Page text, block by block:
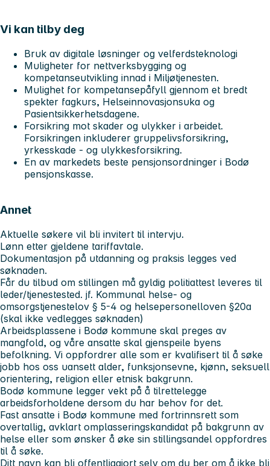
Vi kan tilby deg
Bruk av digitale løsninger og velferdsteknologi
Muligheter for nettverksbygging og
kompetanseutvikling innad i Miljøtjenesten.
Mulighet for kompetansepåfyll gjennom et bredt
spekter fagkurs, Helseinnovasjonsuka og
Pasientsikkerhetsdagene.
Forsikring mot skader og ulykker i arbeidet.
Forsikringen inkluderer gruppelivsforsikring,
yrkesskade - og ulykkesforsikring.
En av markedets beste pensjonsordninger i Bodø
pensjonskasse.
Annet
Aktuelle søkere vil bli invitert til intervju.
Lønn etter gjeldene tariffavtale.
Dokumentasjon på utdanning og praksis legges ved
søknaden.
Får du tilbud om stillingen må gyldig politiattest leveres til
leder/tjenestested. jf. Kommunal helse- og
omsorgstjenestelov § 5-4 og helsepersonelloven §20a
(skal ikke vedlegges søknaden)
Arbeidsplassene i Bodø kommune skal preges av
mangfold, og våre ansatte skal gjenspeile byens
befolkning. Vi oppfordrer alle som er kvalifisert til å søke
jobb hos oss uansett alder, funksjonsevne, kjønn, seksuell
orientering, religion eller etnisk bakgrunn.
Bodø kommune legger vekt på å tilrettelegge
arbeidsforholdene dersom du har behov for det.
Fast ansatte i Bodø kommune med fortrinnsrett som
overtallig, avklart omplasseringskandidat på bakgrunn av
helse eller som ønsker å øke sin stillingsandel oppfordres
til å søke.
Ditt navn kan bli offentliggjort selv om du ber om å ikke bli